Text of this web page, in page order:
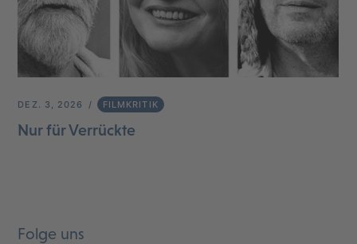
DEZ. 3, 2026 FILMKRITIK
Nur für Verrückte
Folge uns